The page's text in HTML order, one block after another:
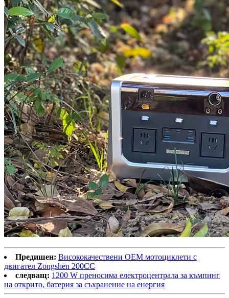
Предишен: Висококачествени OEM мотоциклети с
двигател Zongshen 200CC
следващ: 1200 W преносима електроцентрала за къмпинг
на открито, батерия за съхранение на енергия